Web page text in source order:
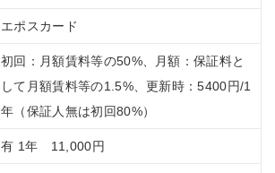
エポスカード
初回：月額賃料等の50%、月額：保証料と
して月額賃料等の1.5%、更新時：5400円/1
年（保証人無は初回80%）
有 1年 11,000円